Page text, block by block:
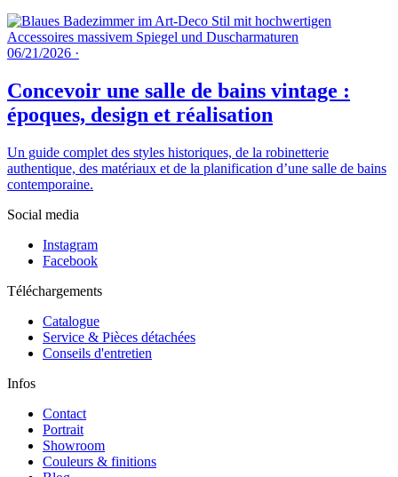
06/21/2026 ·
Concevoir une salle de bains vintage :
époques, design et réalisation
Un guide complet des styles historiques, de la robinetterie
authentique, des matériaux et de la planification d’une salle de bains
contemporaine.
Social media
Instagram
Facebook
Téléchargements
Catalogue
Service & Pièces détachées
Conseils d'entretien
Infos
Contact
Portrait
Showroom
Couleurs & finitions